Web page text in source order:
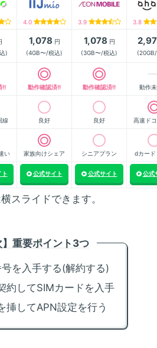
4.0 3.9 3.8
)
1,078 円
(4GB〜/税込)
1,078 円
(3GB〜/税込)
!! 動作確認済!! 動作確認済!! 動作
線 良好 良好 高速ド
い 家族向けシェア シニアプラン dカード
公式サイト 公式サイト 公式
スライドできます。
】重要ポイント3つ
を入手する(解約する)
約してSIMカードを入手
挿してAPN設定を行う